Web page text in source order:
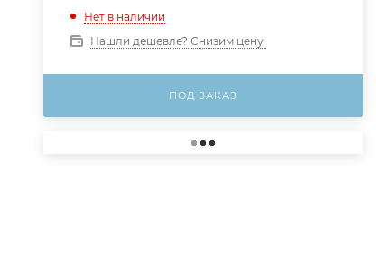
Нет в наличии
Нашли дешевле? Снизим цену!
ПОД ЗАКАЗ